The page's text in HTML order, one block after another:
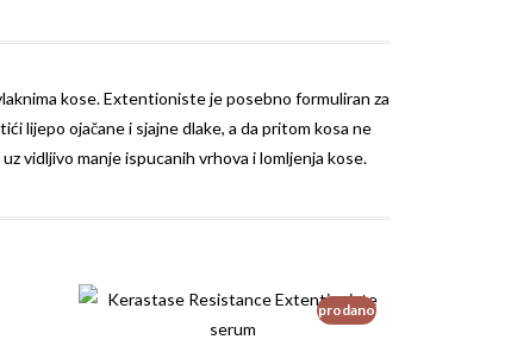
kose. Extentioniste je posebno formuliran za
lijepo ojačane i sjajne dlake, a da pritom kosa ne
vidljivo manje ispucanih vrhova i lomljenja kose.
prodano